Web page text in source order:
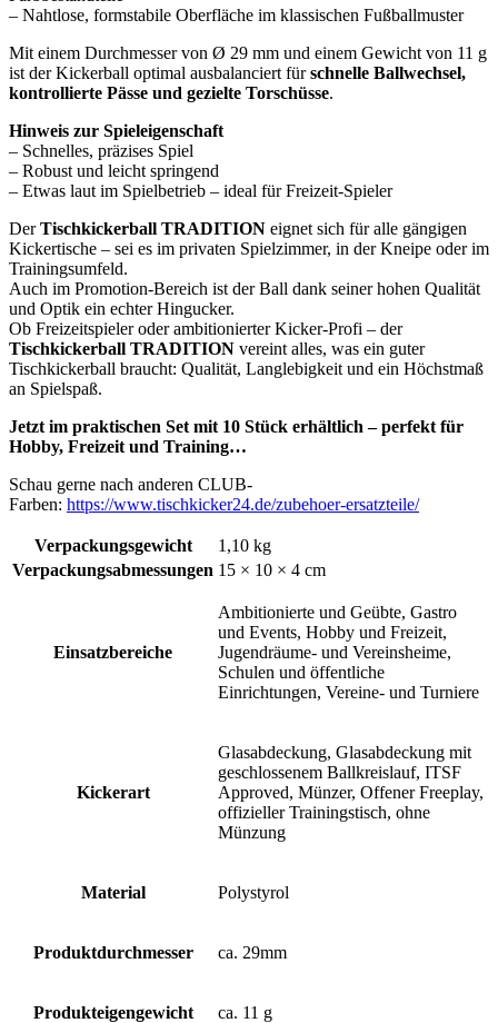
– Nahtlose, formstabile Oberfläche im klassischen Fußballmuster
Mit einem Durchmesser von Ø 29 mm und einem Gewicht von 11 g
ist der Kickerball optimal ausbalanciert fürschnelle Ballwechsel,
kontrollierte Pässe und gezielte Torschüsse.
Hinweis zur Spieleigenschaft
– Schnelles, präzises Spiel
– Robust und leicht springend
– Etwas laut im Spielbetrieb – ideal für Freizeit-Spieler
DerTischkickerball TRADITION eignet sich für alle gängigen
Kickertische – sei es im privaten Spielzimmer, in der Kneipe oder im
Trainingsumfeld.
Auch im Promotion-Bereich ist der Ball dank seiner hohen Qualität
und Optik ein echter Hingucker.
Ob Freizeitspieler oder ambitionierter Kicker-Profi – der
Tischkickerball TRADITION vereint alles, was ein guter
Tischkickerball braucht: Qualität, Langlebigkeit und ein Höchstmaß
an Spielspaß.
Jetzt im praktischen Set mit 10 Stück erhältlich – perfekt für
Hobby, Freizeit und Training…
Schau gerne nach anderen CLUB-
Farben: https://www.tischkicker24.de/zubehoer-ersatzteile/
Verpackungsgewicht
1,10 kg
Verpackungsabmessungen 15 × 10 × 4 cm
Einsatzbereiche
Ambitionierte und Geübte, Gastro
und Events, Hobby und Freizeit,
Jugendräume- und Vereinsheime,
Schulen und öffentliche
Einrichtungen, Vereine- und Turniere
Kickerart
Glasabdeckung, Glasabdeckung mit
geschlossenem Ballkreislauf, ITSF
Approved, Münzer, Offener Freeplay,
offizieller Trainingstisch, ohne
Münzung
Material Polystyrol
Produktdurchmesser ca. 29mm
Produkteigengewicht ca. 11 g